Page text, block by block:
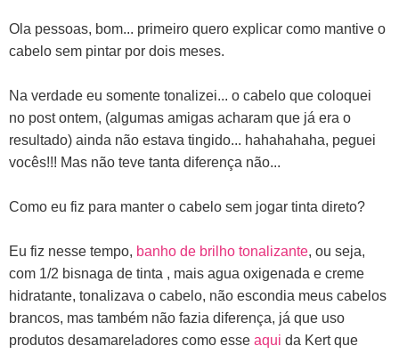
Ola pessoas, bom... primeiro quero explicar como mantive o
cabelo sem pintar por dois meses.
Na verdade eu somente tonalizei... o cabelo que coloquei
no post ontem, (algumas amigas acharam que já era o
resultado) ainda não estava tingido... hahahahaha, peguei
vocês!!! Mas não teve tanta diferença não...
Como eu fiz para manter o cabelo sem jogar tinta direto?
Eu fiz nesse tempo, banho de brilho tonalizante, ou seja,
com 1/2 bisnaga de tinta , mais agua oxigenada e creme
hidratante, tonalizava o cabelo, não escondia meus cabelos
brancos, mas também não fazia diferença, já que uso
produtos desamareladores como esse aqui da Kert que